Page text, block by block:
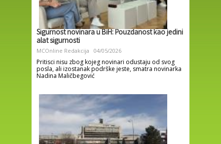
Sigurnost novinara u BiH: Pouzdanost kao jedini
alat sigurnosti
MCOnline Redakcija 04/05/2026
Pritisci nisu zbog kojeg novinari odustaju od svog
posla, ali izostanak podrške jeste, smatra novinarka
Nadina Maličbegović